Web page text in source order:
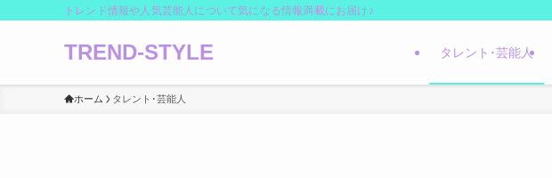
トレンド情報や人気芸能人について気になる情報満載にお届け♪
TREND-STYLE タレント･芸能人
ホーム タレント･芸能人